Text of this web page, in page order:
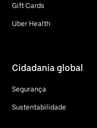
Gift Cards
Uber Health
Cidadania global
Segurança
Sustentabilidade